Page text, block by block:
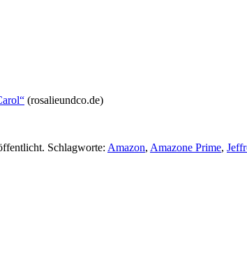
(rosalieundco.de)
Schlagworte: Amazon, Amazone Prime,